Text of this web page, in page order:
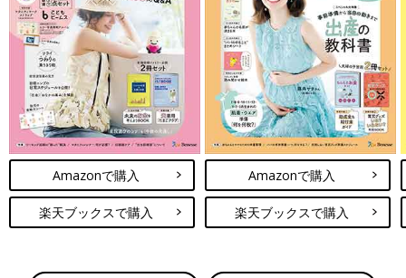
Amazonで購入
楽天ブックスで購入
Amazonで購入
楽天ブックスで購入